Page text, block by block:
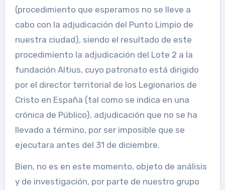
(procedimiento que esperamos no se lleve a
cabo con la adjudicación del Punto Limpio de
nuestra ciudad), siendo el resultado de este
procedimiento la adjudicación del Lote 2 a la
fundación Altius, cuyo patronato está dirigido
por el director territorial de los Legionarios de
Cristo en España (tal como se indica en una
crónica de Público), adjudicación que no se ha
llevado a término, por ser imposible que se
ejecutara antes del 31 de diciembre.
Bien, no es en este momento, objeto de análisis
y de investigación, por parte de nuestro grupo